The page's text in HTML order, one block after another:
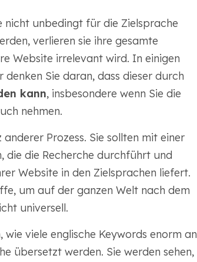
nicht unbedingt für die Zielsprache
verlieren sie ihre gesamte
Website irrelevant wird. In einigen
Sie daran, dass dieser durch
kann, insbesondere wenn Sie die
nehmen.
Prozess. Sie sollten mit einer
die die Recherche durchführt und
Website in den Zielsprachen liefert.
um auf der ganzen Welt nach dem
universell.
viele englische Keywords enorm an
übersetzt werden. Sie werden sehen,